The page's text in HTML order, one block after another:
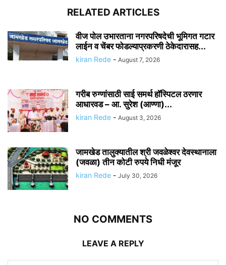
RELATED ARTICLES
वीज पोल उभारताना नगरपरिषदेची भूमिगत गटार
लाईन व चेंबर फोडल्याप्रकरणी ठेकेदारासह...
kiran Rede - August 7, 2026
गरीब रुग्णांसाठी साई समर्थ हॉस्पिटल ठरणार
आधारवड – आ. सुरेश (आण्णा)...
kiran Rede - August 3, 2026
जामखेड तालुक्यातील श्री जवळेश्वर देवस्थानाला
(जवळा) तीन कोटी रुपये निधी मंजूर
kiran Rede - July 30, 2026
NO COMMENTS
LEAVE A REPLY